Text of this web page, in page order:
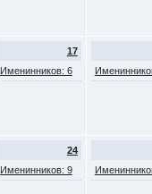
17
Именинников: 6
24
Именинников: 9